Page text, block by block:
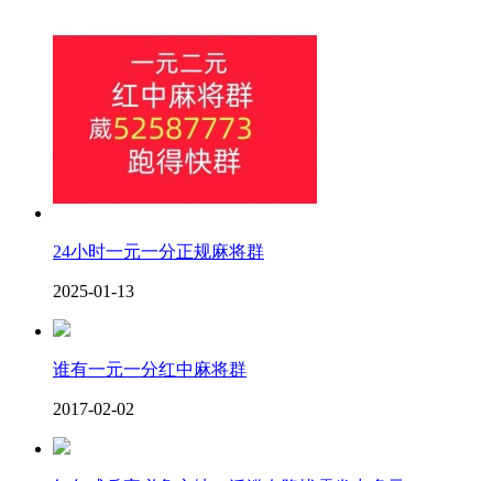
24小时一元一分正规麻将群
2025-01-13
谁有一元一分红中麻将群
2017-02-02